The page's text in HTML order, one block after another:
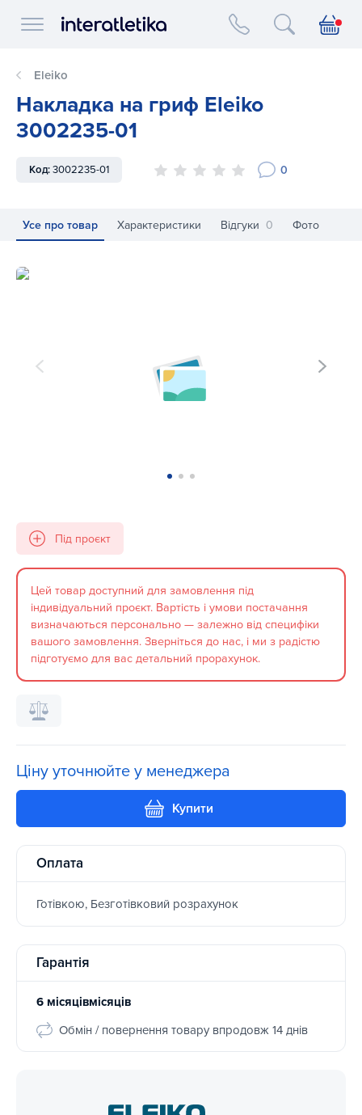
Interatletika logo
Eleiko
Накладка на гриф Eleiko
3002235-01
Код:3002235-01 0
Усе про товар Характеристики Відгуки 0 Фото
Накладка на гриф Eleiko 3002235-01
Під проєкт
Цей товар доступний для замовлення під
індивідуальний проєкт. Вартість і умови постачання
визначаються персонально — залежно від специфіки
вашого замовлення. Зверніться до нас, і ми з радістю
підготуємо для вас детальний прорахунок.
Ціну уточнюйте у менеджера
Купити
Оплата
Готівкою, Безготівковий розрахунок
Гарантія
6 місяцівмісяців
Обмін / повернення товару впродовж 14 днів